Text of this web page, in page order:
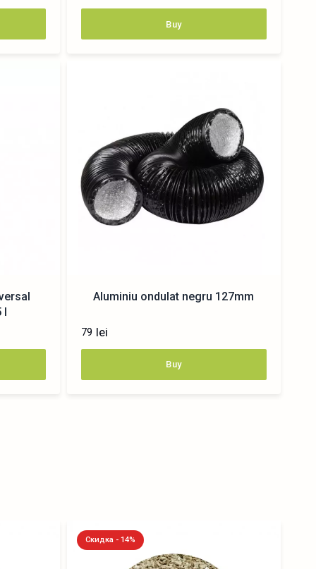
Buy
l
Aluminiu ondulat negru 127mm
79 lei
Buy
Скидка - 14%